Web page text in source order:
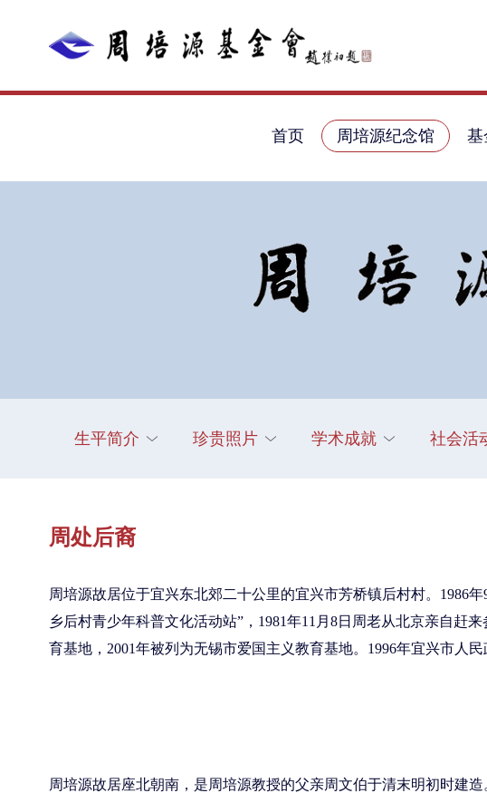
首页 周培源纪念馆 基
生平简介 珍贵照片 学术成就 社会活
周处后裔
周培源故居位于宜兴东北郊二十公里的宜兴市芳桥镇后村村。1986
乡后村青少年科普文化活动站”，1981年11月8日周老从北京亲自赶
育基地，2001年被列为无锡市爱国主义教育基地。1996年宜兴市人
周培源故居座北朝南，是周培源教授的父亲周文伯于清末明初时建